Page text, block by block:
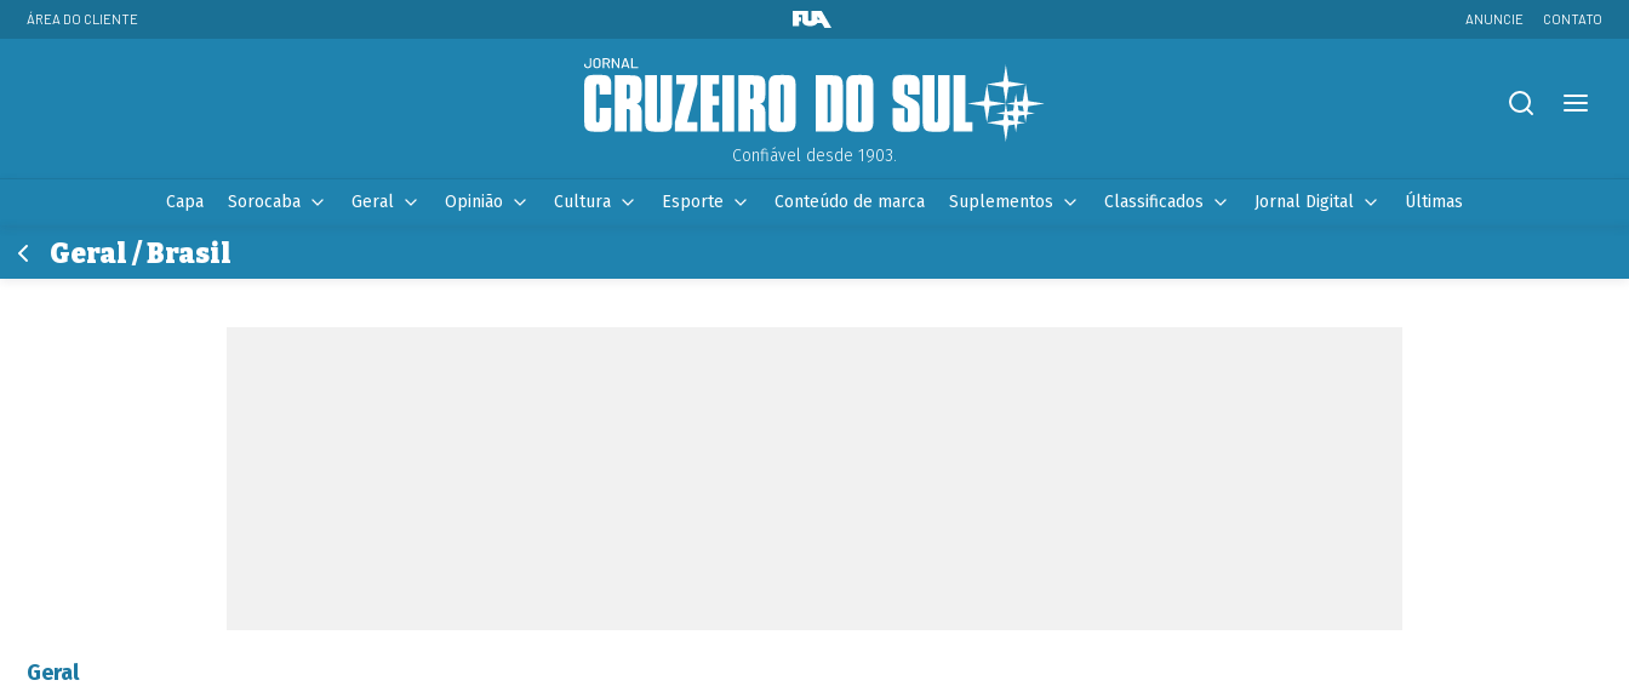
ÁREA DO CLIENTE ANUNCIE CONTATO
Confiável desde 1903.
Capa Sorocaba Geral Opinião Cultura Esporte Conteúdo de marca Suplementos Classificados Jornal Digital Últimas
Geral / Brasil
Geral